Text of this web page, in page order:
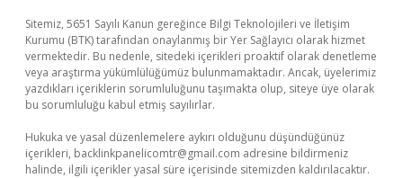
Sitemiz, 5651 Sayılı Kanun gereğince Bilgi Teknolojileri ve İletişim
Kurumu (BTK) tarafından onaylanmış bir Yer Sağlayıcı olarak hizmet
vermektedir. Bu nedenle, sitedeki içerikleri proaktif olarak denetleme
veya araştırma yükümlülüğümüz bulunmamaktadır. Ancak, üyelerimiz
yazdıkları içeriklerin sorumluluğunu taşımakta olup, siteye üye olarak
bu sorumluluğu kabul etmiş sayılırlar.
Hukuka ve yasal düzenlemelere aykırı olduğunu düşündüğünüz
içerikleri, backlinkpanelicomtr@gmail.com adresine bildirmeniz
halinde, ilgili içerikler yasal süre içerisinde sitemizden kaldırılacaktır.